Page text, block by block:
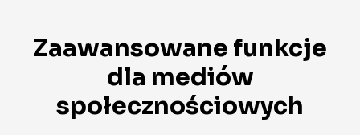
Zaawansowane funkcje
dla mediów
społecznościowych